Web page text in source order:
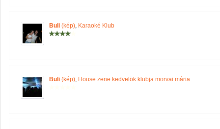
Buli (kép), Karaoké Klub
Buli (kép), House zene kedvelök klubja morvai mária